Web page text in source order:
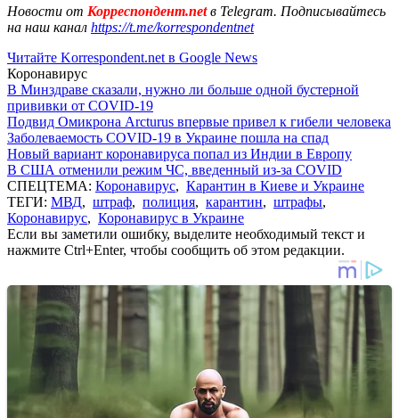
Новости от Корреспондент.netв Telegram. Подписывайтесь
на наш канал https://t.me/korrespondentnet
Читайте Korrespondent.net в Google News
Коронавирус
В Минздраве сказали, нужно ли больше одной бустерной
прививки от COVID-19
Подвид Омикрона Arcturus впервые привел к гибели человека
Заболеваемость COVID-19 в Украине пошла на спад
Новый вариант коронавируса попал из Индии в Европу
В США отменили режим ЧС, введенный из-за COVID
СПЕЦТЕМА: Коронавирус, Карантин в Киеве и Украине
ТЕГИ: МВД, штраф, полиция, карантин, штрафы,
Коронавирус, Коронавирус в Украине
Если вы заметили ошибку, выделите необходимый текст и
нажмите Ctrl+Enter, чтобы сообщить об этом редакции.